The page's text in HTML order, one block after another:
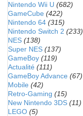
Nintendo Wii U (682)
GameCube (422)
Nintendo 64 (315)
Nintendo Switch 2 (233)
NES (138)
Super NES (137)
GameBoy (119)
Actualité (111)
GameBoy Advance (67)
Mobile (42)
Retro-Gaming (15)
New Nintendo 3DS (11)
LEGO (5)